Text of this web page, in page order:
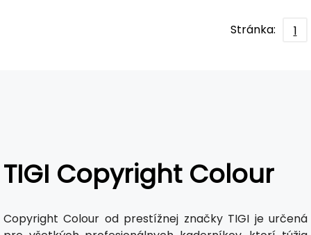
Stránka: 1
TIGI Copyright Colour
Copyright Colour od prestížnej značky TIGI je určená